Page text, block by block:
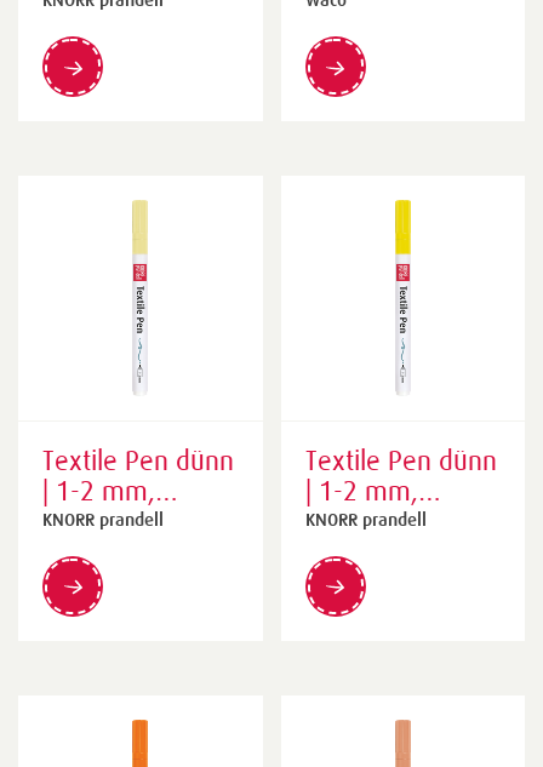
ml
Textile Pen dünn
| 1-2 mm,
zitronengelb
KNORR prandell
Textile Pen dünn
| 1-2 mm,
sonnengelb
KNORR prandell